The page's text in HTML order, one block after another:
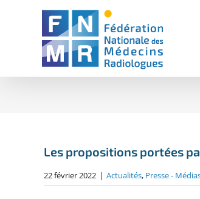
Les propositions portées
22 février 2022 | Actualités, Presse -